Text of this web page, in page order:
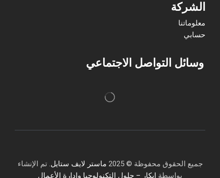
الشركة
معلوماتنا
حسابي
وسائل التواصل الاجتماعي
جميع الحقوق محفوظة © 2025 ماستر لايف ستايل. تم الإنشاء
بواسطة إبكار – حلول التكنولوجيا وإدارة الأعمال